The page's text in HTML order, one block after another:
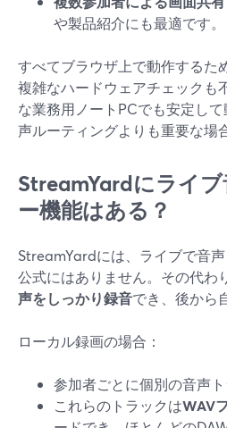
や製品紹介にも最適です。
すべてブラウザ上で動作するた
複雑なハードウェアチェックも
な業務用ノートPCでも安定し
声ルーティングよりも重要な場
StreamYardにライ
ー機能はある？
StreamYardには、ライブで音
公式にはありません。その代わり
声をしっかり録音でき、後から
ローカル録画の場合：
参加者ごとに個別の音声ト
これらのトラックはWAV